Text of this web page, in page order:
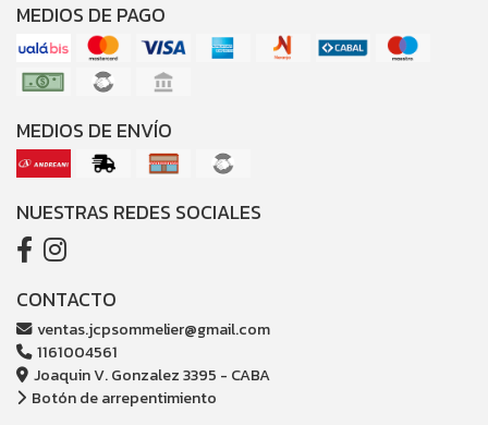
MEDIOS DE PAGO
MEDIOS DE ENVÍO
NUESTRAS REDES SOCIALES
CONTACTO
ventas.jcpsommelier@gmail.com
1161004561
Joaquin V. Gonzalez 3395 - CABA
Botón de arrepentimiento